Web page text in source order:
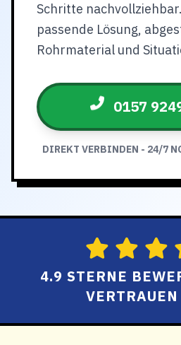
Schritte
passende Lösung,
Rohrmaterial und
0157
DIREKT VERBINDEN - 24/7
4.9 STERNE